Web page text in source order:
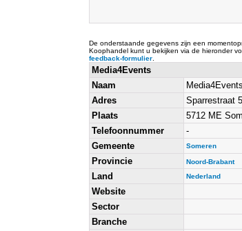
De onderstaande gegevens zijn een
Koophandel kunt u bekijken via de hieronder
feedback-formulier.
Media4Events
Naam
Media4Events
Adres
Sparrestraat 5
Plaats
5712 ME
Telefoonnummer
-
Gemeente
Someren
Provincie Noord-Brabant
Land Nederland
Website
Sector
Branche